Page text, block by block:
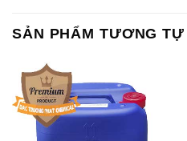
SẢN PHẨM TƯƠNG TỰ